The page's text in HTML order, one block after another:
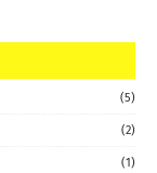
(5)
(2)
(1)